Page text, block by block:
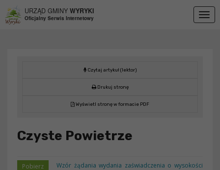
URZĄD GMINY WYRYKI
Oficjalny Serwis Internetowy
Czytaj artykuł (lektor)
Drukuj stronę
Wyświetl stronę w formacie PDF
Czyste Powietrze
Wzór żądania wydania zaświadczenia o wysokości